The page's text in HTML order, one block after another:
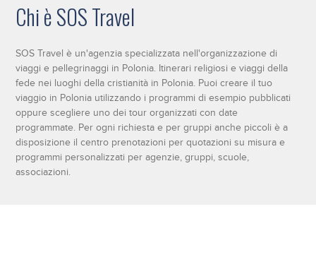
Chi è SOS Travel
SOS Travel è un'agenzia specializzata nell'organizzazione di
viaggi e pellegrinaggi in Polonia. Itinerari religiosi e viaggi della
fede nei luoghi della cristianità in Polonia. Puoi creare il tuo
viaggio in Polonia utilizzando i programmi di esempio pubblicati
oppure scegliere uno dei tour organizzati con date
programmate. Per ogni richiesta e per gruppi anche piccoli è a
disposizione il centro prenotazioni per quotazioni su misura e
programmi personalizzati per agenzie, gruppi, scuole,
associazioni.